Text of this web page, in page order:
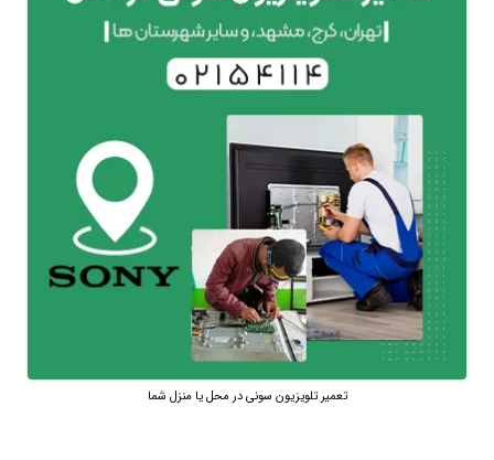
تعمیر تلویزیون سونی در محل یا منزل شما